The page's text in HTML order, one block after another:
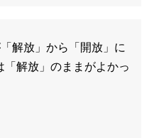
解放」から「開放」に
解放」のままがよかっ